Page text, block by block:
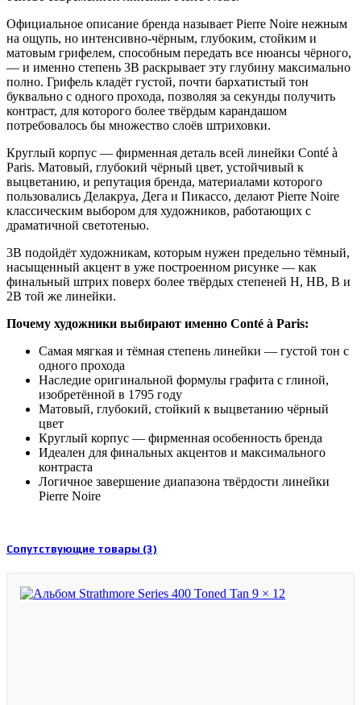
Официальное описание бренда называет Pierre Noire нежным
на ощупь, но интенсивно-чёрным, глубоким, стойким и
матовым грифелем, способным передать все нюансы чёрного,
— и именно степень 3B раскрывает эту глубину максимально
полно. Грифель кладёт густой, почти бархатистый тон
буквально с одного прохода, позволяя за секунды получить
контраст, для которого более твёрдым карандашом
потребовалось бы множество слоёв штриховки.
Круглый корпус — фирменная деталь всей линейки Conté à
Paris. Матовый, глубокий чёрный цвет, устойчивый к
выцветанию, и репутация бренда, материалами которого
пользовались Делакруа, Дега и Пикассо, делают Pierre Noire
классическим выбором для художников, работающих с
драматичной светотенью.
3B подойдёт художникам, которым нужен предельно тёмный,
насыщенный акцент в уже построенном рисунке — как
финальный штрих поверх более твёрдых степеней H, HB, B и
2B той же линейки.
Почему художники выбирают именно Conté à Paris:
Самая мягкая и тёмная степень линейки — густой тон с
одного прохода
Наследие оригинальной формулы графита с глиной,
изобретённой в 1795 году
Матовый, глубокий, стойкий к выцветанию чёрный
цвет
Круглый корпус — фирменная особенность бренда
Идеален для финальных акцентов и максимального
контраста
Логичное завершение диапазона твёрдости линейки
Pierre Noire
Сопутствующие товары (3)